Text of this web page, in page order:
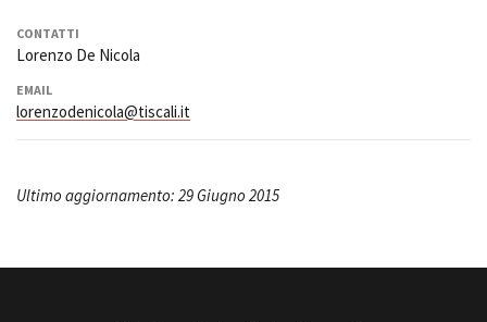
CONTATTI
Lorenzo De Nicola
EMAIL
lorenzodenicola@tiscali.it
Ultimo aggiornamento: 29 Giugno 2015